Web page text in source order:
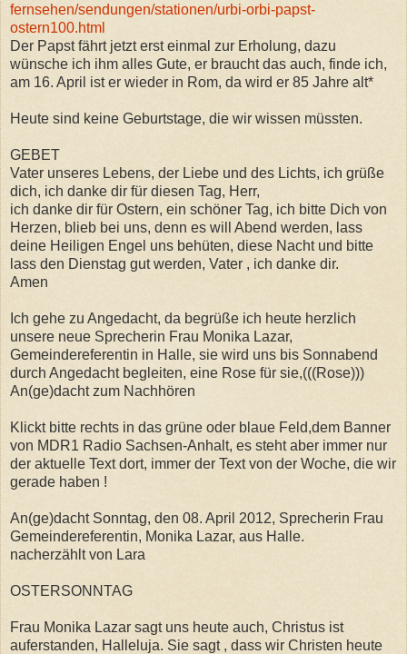
fernsehen/sendungen/stationen/urbi-orbi-papst-
ostern100.html
Der Papst fährt jetzt erst einmal zur Erholung, dazu
wünsche ich ihm alles Gute, er braucht das auch, finde ich,
am 16. April ist er wieder in Rom, da wird er 85 Jahre alt*
Heute sind keine Geburtstage, die wir wissen müssten.
GEBET
Vater unseres Lebens, der Liebe und des Lichts, ich grüße
dich, ich danke dir für diesen Tag, Herr,
ich danke dir für Ostern, ein schöner Tag, ich bitte Dich von
Herzen, blieb bei uns, denn es will Abend werden, lass
deine Heiligen Engel uns behüten, diese Nacht und bitte
lass den Dienstag gut werden, Vater , ich danke dir.
Amen
Ich gehe zu Angedacht, da begrüße ich heute herzlich
unsere neue Sprecherin Frau Monika Lazar,
Gemeindereferentin in Halle, sie wird uns bis Sonnabend
durch Angedacht begleiten, eine Rose für sie,(((Rose)))
An(ge)dacht zum Nachhören
Klickt bitte rechts in das grüne oder blaue Feld,dem Banner
von MDR1 Radio Sachsen-Anhalt, es steht aber immer nur
der aktuelle Text dort, immer der Text von der Woche, die wir
gerade haben !
An(ge)dacht Sonntag, den 08. April 2012, Sprecherin Frau
Gemeindereferentin, Monika Lazar, aus Halle.
nacherzählt von Lara
OSTERSONNTAG
Frau Monika Lazar sagt uns heute auch, Christus ist
auferstanden, Halleluja. Sie sagt , dass wir Christen heute